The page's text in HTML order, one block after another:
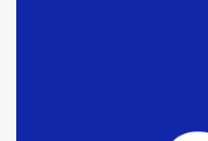
fueron